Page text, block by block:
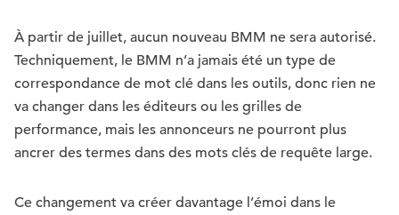
À partir de juillet, aucun nouveau BMM ne sera autorisé.
Techniquement, le BMM n’a jamais été un type de
correspondance de mot clé dans les outils, donc rien ne
va changer dans les éditeurs ou les grilles de
performance, mais les annonceurs ne pourront plus
ancrer des termes dans des mots clés de requête large.
Ce changement va créer davantage l’émoi dans le